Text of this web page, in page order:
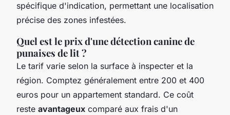
spécifique d'indication, permettant une localisation
précise des zones infestées.
Quel est le prix d'une détection canine de
punaises de lit ?
Le tarif varie selon la surface à inspecter et la
région. Comptez généralement entre 200 et 400
euros pour un appartement standard. Ce coût
reste avantageux comparé aux frais d'un